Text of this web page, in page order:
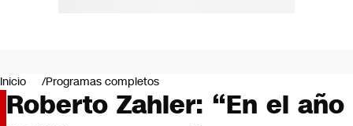
Negocios
Deportes
Programas completos
Inicio Programas completos
Roberto Zahler: “En el año